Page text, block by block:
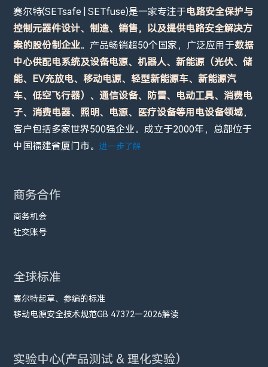
赛尔特(SETsafe | SETfuse)是一家专注于电路安全保护与
控制元器件设计、制造、销售，以及提供电路安全解决方
案的股份制企业。产品畅销超50个国家，广泛应用于数据
中心供配电系统及设备电源、机器人、新能源（光伏、储
能、EV充放电、移动电源、轻型新能源车、新能源汽
车、低空飞行器）、通信设备、防雷、电动工具、消费电
子、消费电器、照明、电源、医疗设备等用电设备领域，
客户包括多家世界500强企业。成立于2000年，总部位于
中国福建省厦门市。进一步了解
商务合作
商务机会
社交账号
全球标准
赛尔特起草、参编的标准
移动电源安全技术规范GB 47372—2026解读
实验中心(产品测试 & 理化实验）